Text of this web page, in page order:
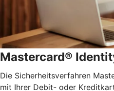
Mastercard®
Die Sicherheitsverfahren
mit Ihrer Debit- oder